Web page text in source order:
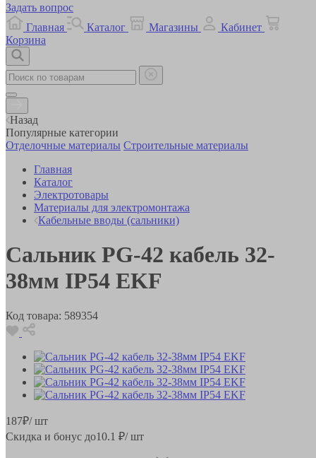
Задать вопрос
Главная
Каталог Магазины
Кабинет
Корзина
Назад
Популярные категории
Отделочные материалы Строительные материалы
Главная
Каталог
Электротовары
Материалы для электромонтажа
Кабельные вводы (сальники)
Сальник PG-42 кабель 32-
38мм IP54 EKF
Код товара: 589354
187₽/ шт
Скидка и бонус до10.1 ₽/ шт